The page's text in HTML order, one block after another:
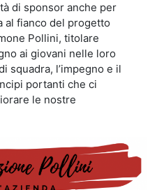
di sponsor anche per
al fianco del progetto
Pollini, titolare
ai giovani nelle loro
squadra, l’impegno e il
portanti che ci
le nostre